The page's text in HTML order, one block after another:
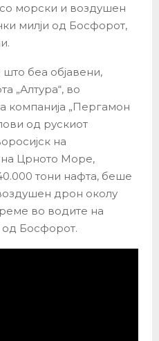
морски и воздушен
милји од Босфорот,
беа објавени,
„Алтура“, во
компанија „Пергамон
од рускиот
на
на Црното Море,
тони нафта, беше
дрон околу
во водите на
Босфорот.